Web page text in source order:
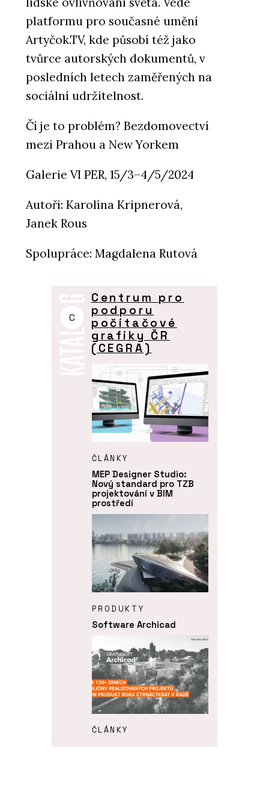
platformu pro současné umění
Artyčok.TV, kde působí též jako
tvůrce autorských dokumentů, v
posledních letech zaměřených na
sociální udržitelnost.
Čí je to problém? Bezdomovectví
mezi Prahou a New Yorkem
Galerie VI PER, 15/3–4/5/2024
Autoři: Karolína Kripnerová,
Janek Rous
Spolupráce: Magdalena Rutová
C
Centrum pro
podporu
počítačové
grafiky ČR
(CEGRA)
ČLÁNKY
MEP Designer Studio:
Nový standard pro TZB
projektování v BIM
prostředí
PRODUKTY
Software Archicad
ČLÁNKY